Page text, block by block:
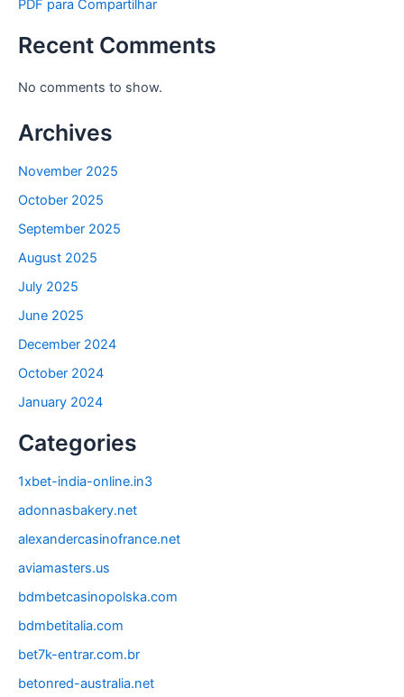
PDF para Compartilhar
Recent Comments
No comments to show.
Archives
November 2025
October 2025
September 2025
August 2025
July 2025
June 2025
December 2024
October 2024
January 2024
Categories
1xbet-india-online.in3
adonnasbakery.net
alexandercasinofrance.net
aviamasters.us
bdmbetcasinopolska.com
bdmbetitalia.com
bet7k-entrar.com.br
betonred-australia.net